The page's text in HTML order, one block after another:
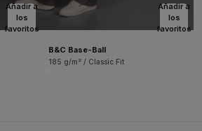
Añadir a
los
favoritos
Añadir a
los
favoritos
B&C Base-Ball
185 g/m² / Classic Fit